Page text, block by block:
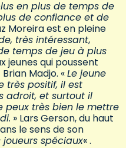
en plus de temps de
de confiance et de
Moreira est en pleine
très intéressant,
temps de jeu à plus
jeunes qui poussent
Madjo. «Le jeune
très positif, il est
adroit, et surtout il
peux très bien le mettre
» Lars Gerson, du haut
le sens de son
spéciaux« .